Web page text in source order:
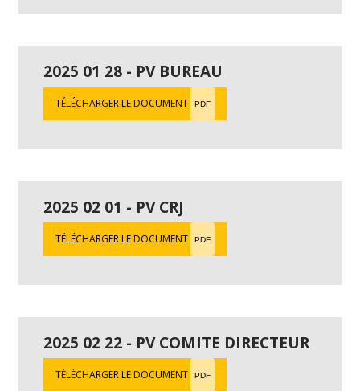
2025 01 28 - PV BUREAU
TÉLÉCHARGER LE DOCUMENT PDF
2025 02 01 - PV CRJ
TÉLÉCHARGER LE DOCUMENT PDF
2025 02 22 - PV COMITE DIRECTEUR
TÉLÉCHARGER LE DOCUMENT PDF